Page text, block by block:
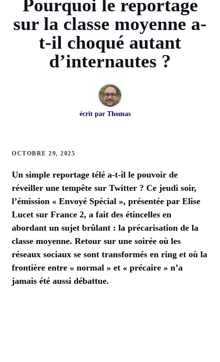
Pourquoi le reportage
sur la classe moyenne a-
t-il choqué autant
d’internautes ?
écrit par Thomas
OCTOBRE 29, 2025
Un simple reportage télé a-t-il le pouvoir de
réveiller une tempête sur Twitter ? Ce jeudi soir,
l’émission « Envoyé Spécial », présentée par Elise
Lucet sur France 2, a fait des étincelles en
abordant un sujet brûlant : la précarisation de la
classe moyenne. Retour sur une soirée où les
réseaux sociaux se sont transformés en ring et où la
frontière entre « normal » et « précaire » n’a
jamais été aussi débattue.